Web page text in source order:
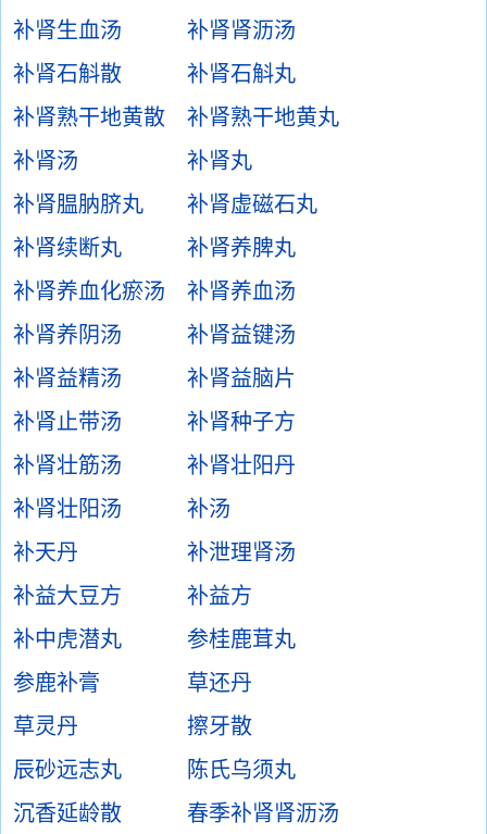
补肾生血汤
补肾肾沥汤
补肾石斛散
补肾石斛丸
补肾熟干地黄散
补肾熟干地黄丸
补肾汤
补肾丸
补肾腽肭脐丸
补肾虚磁石丸
补肾续断丸
补肾养脾丸
补肾养血化瘀汤
补肾养血汤
补肾养阴汤
补肾益键汤
补肾益精汤
补肾益脑片
补肾止带汤
补肾种子方
补肾壮筋汤
补肾壮阳丹
补肾壮阳汤
补汤
补天丹
补泄理肾汤
补益大豆方
补益方
补中虎潜丸
参桂鹿茸丸
参鹿补膏
草还丹
草灵丹
擦牙散
辰砂远志丸
陈氏乌须丸
沉香延龄散
春季补肾肾沥汤